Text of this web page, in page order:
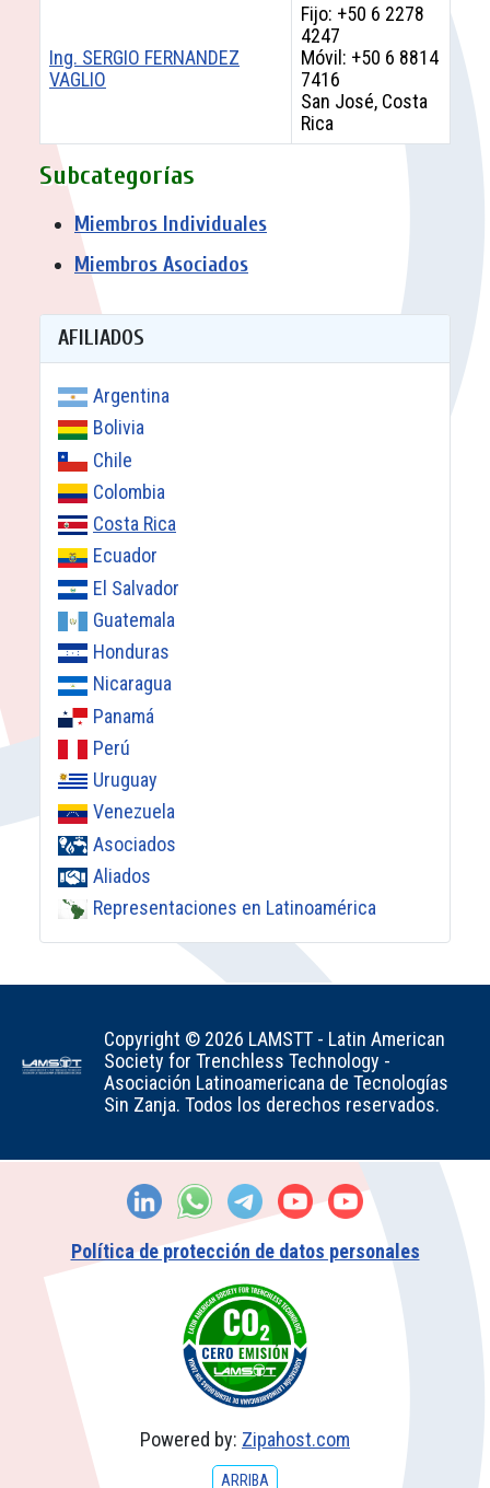
Contactos,
Ing. SERGIO FERNANDEZ
VAGLIO
Fijo: +50 6 2278
4247
Móvil: +50 6 8814
7416
San José, Costa
Rica
Subcategorías
Miembros Individuales
Miembros Asociados
AFILIADOS
Argentina
Bolivia
Chile
Colombia
Costa Rica
Ecuador
El Salvador
Guatemala
Honduras
Nicaragua
Panamá
Perú
Uruguay
Venezuela
Asociados
Aliados
Representaciones en Latinoamérica
Copyright © 2026 LAMSTT - Latin American
Society for Trenchless Technology -
Asociación Latinoamericana de Tecnologías
Sin Zanja. Todos los derechos reservados.
Política de protección de datos personales
Powered by: Zipahost.com
ARRIBA